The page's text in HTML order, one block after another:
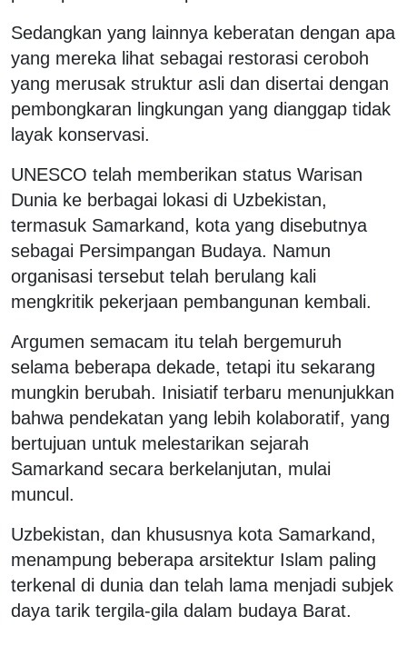
Sedangkan yang lainnya keberatan dengan apa
yang mereka lihat sebagai restorasi ceroboh
yang merusak struktur asli dan disertai dengan
pembongkaran lingkungan yang dianggap tidak
layak konservasi.
UNESCO telah memberikan status Warisan
Dunia ke berbagai lokasi di Uzbekistan,
termasuk Samarkand, kota yang disebutnya
sebagai Persimpangan Budaya. Namun
organisasi tersebut telah berulang kali
mengkritik pekerjaan pembangunan kembali.
Argumen semacam itu telah bergemuruh
selama beberapa dekade, tetapi itu sekarang
mungkin berubah. Inisiatif terbaru menunjukkan
bahwa pendekatan yang lebih kolaboratif, yang
bertujuan untuk melestarikan sejarah
Samarkand secara berkelanjutan, mulai
muncul.
Uzbekistan, dan khususnya kota Samarkand,
menampung beberapa arsitektur Islam paling
terkenal di dunia dan telah lama menjadi subjek
daya tarik tergila-gila dalam budaya Barat.